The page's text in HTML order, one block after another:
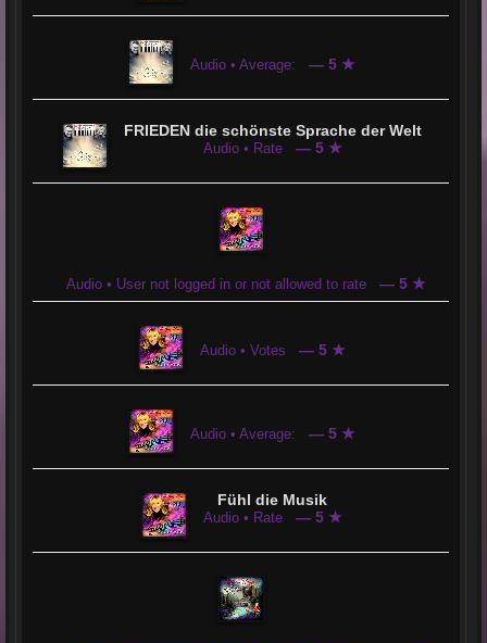
Audio • Average: — 5 ★
FRIEDEN die schönste Sprache der Welt
Audio • Rate — 5 ★
Audio • User not logged in or not allowed to rate — 5 ★
Audio • Votes — 5 ★
Audio • Average: — 5 ★
Fühl die Musik
Audio • Rate — 5 ★